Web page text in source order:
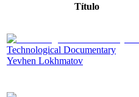
Título
Technological Documentary
Yevhen Lokhmatov